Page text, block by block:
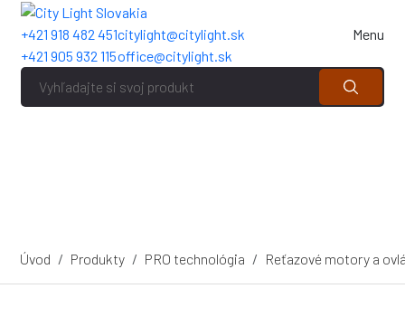
Menu
+421 918 482 451
+421 905 932 115
citylight@citylight.sk
office@citylight.sk
Úvod Produkty PRO technológia Reťazové motory a